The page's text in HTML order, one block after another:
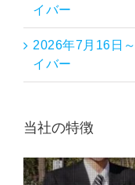
イバー
2026年7月16日
イバー
当社の特徴